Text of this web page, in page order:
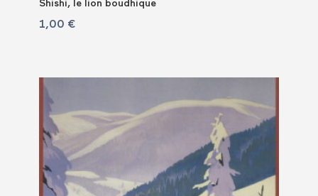
Shishi, le lion boudhique
1,00 €